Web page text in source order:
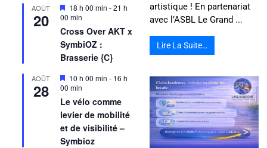
AOÛT
20
Mis
en
18 h 00 min -21 h
00 min
Cross Over AKT x
SymbiOZ :
Brasserie {C}
AOÛT
28
Mis
en
avant
10 h 00 min - 16 h
00 min
Le vélo comme
levier de mobilité
et de visibilité –
Symbioz
artistique ! En partenariat
avec l’ASBL Le Grand ...
Lire La Suite…